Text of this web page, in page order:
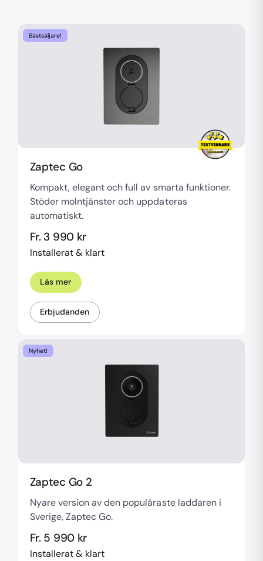
Bästsäljare!
Zaptec Go
Kompakt, elegant och full av smarta funktioner.
Stöder molntjänster och uppdateras
automatiskt.
Fr. 3 990 kr
Installerat & klart
Läs mer
Erbjudanden
Nyhet!
Zaptec Go 2
Nyare version av den populäraste laddaren i
Sverige, Zaptec Go.
Fr. 5 990 kr
Installerat & klart